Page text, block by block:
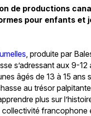
de productions
pour enfants et
, produite par
s’adressant aux 9-
âgés de 13 à 15 ans
au trésor
plus sur
collectivité francophone